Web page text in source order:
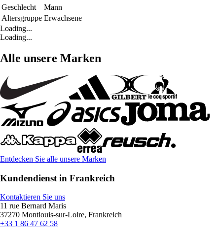
Geschlecht
Mann
Altersgruppe Erwachsene
Loading...
Loading...
Alle unsere Marken
Entdecken Sie alle unsere Marken
Kundendienst in Frankreich
Kontaktieren Sie uns
11 rue Bernard Maris
37270 Montlouis-sur-Loire, Frankreich
+33 1 86 47 62 58